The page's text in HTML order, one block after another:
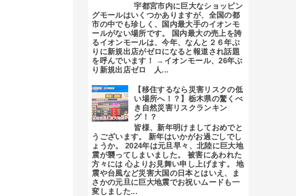
宇都宮市内に巨大なショッピン
グモールはいくつかありますが、全国の都
市の中でも珍しく、国内最大手のイオンモ
ールがない場所です。 国内最大の売上を誇
るイオンモールは、今年、なんと２６年ぶ
りに新規出店がゼロになると報道され話題
を呼んでいます！ →イオンモール、26年ぶ
り新規出店ゼロ 人...
【移住するなら災害リスクの低
い場所へ！？】栃木県の驚くべ
き自然災害リスクランキン
グ！？
皆様、新年明けましておめでと
うございます。 新年はいかがお過ごしでし
ょうか。 2024年は元旦早々、北陸に巨大地
震が襲ってしまいました。 被害にあわれた
方々には 心よりお見舞い申し上げます。 地
震や台風など災害大国の日本とはいえ、ま
さかの元旦に巨大地震でお祝いムードも一
変しました...